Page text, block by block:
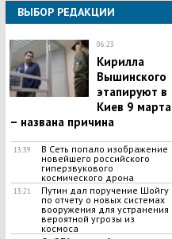
ВЫБОР РЕДАКЦИИ
06:23
​Кирилла
Вышинского
этапируют в
Киев 9 марта
– названа причина
13:39
​В Сеть попало изображение
новейшего российского
гиперзвукового
космического дрона
13:21
Путин дал поручение Шойгу
по отчету о новых системах
вооружения для устранения
вероятной угрозы из
космоса